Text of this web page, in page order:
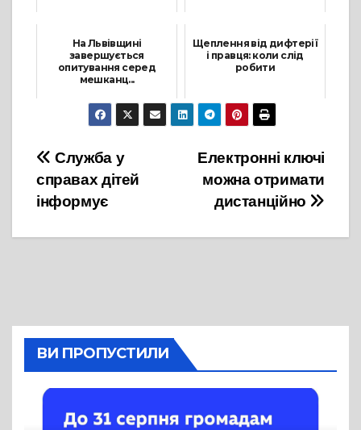
На Львівщині
завершується
опитування серед
мешканц...
27 Лютого, 2023
Щеплення від дифтерії
і правця: коли слід
робити
27 Лютого, 2024
Навігація
записів
Електронні ключі
можна отримати
дистанційно
Служба у
справах дітей
інформує
ВИ ПРОПУСТИЛИ